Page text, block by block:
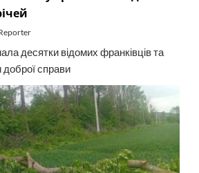
десятки відомих франківців та
доброї справи